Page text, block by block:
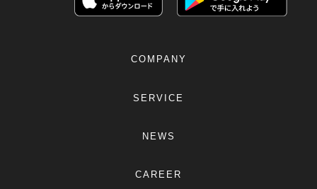
COMPANY
SERVICE
NEWS
CAREER